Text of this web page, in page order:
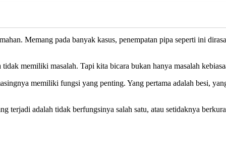
Memang pada banyak kasus, penempatan pipa seperti ini
memiliki masalah. Tapi kita bicara bukan hanya masalah
memiliki fungsi yang penting. Yang pertama adalah besi,
terjadi adalah tidak berfungsinya salah satu, atau setidaknya